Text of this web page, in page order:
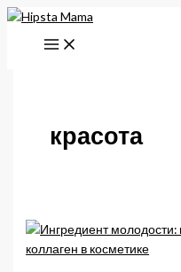
Перейти
содержимому
красота